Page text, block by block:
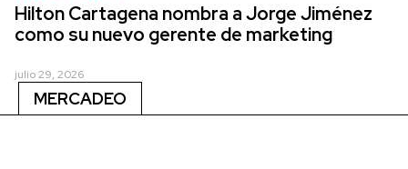
Hilton Cartagena nombra a Jorge Jiménez
como su nuevo gerente de marketing
julio 29, 2026
MERCADEO